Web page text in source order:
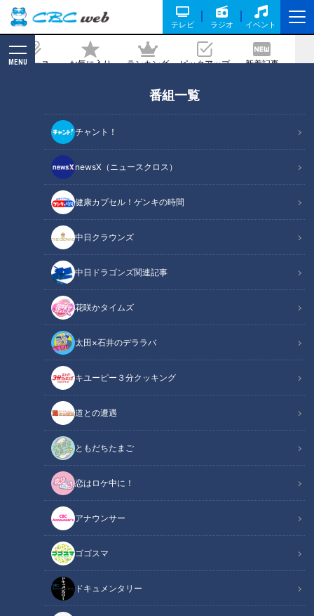
テレビ ラジオ イベント
ニュース お気に入り ランキング ピックアップ 新着記事
MENU
番組一覧
チャント！
newsX（ニュースクロス）
健康カプセル！ゲンキの時間
中日クラウンズ
中日ドラゴンズ関連記事
花咲かタイムズ
太田×石井のデララバ
キユーピー３分クッキング
道との遭遇
ともだちたまご
恋はロケ中に！
アナウンサー
ゴゴスマ
ドキュメンタリー
しドラゴンズ好調の要因を語る！
2020/08/24 16:50
中日ドラゴンズ
サンドラコラム
「【ドラゴンズを愛して半世紀！竹内茂喜の『野球のドテ
CBCテレビ「サンデードラゴンズ」（毎週日曜日午後12時54
分から東海エリアで生放送）を見たコラム」
真夏の逆襲
苦戦の3要因
新戦力の台頭
1、2番は固定！コロコロ変えたらダメ！